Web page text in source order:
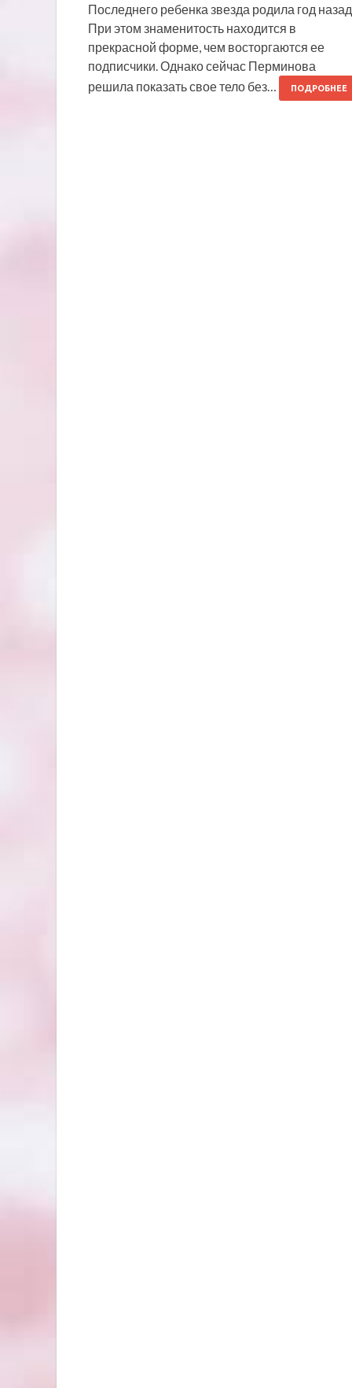
Последнего ребенка звезда родила год
При этом знаменитость находится в
прекрасной форме, чем восторгаются ее
подписчики. Однако сейчас Перминова
решила показать свое тело без…
ПОДРОБНЕЕ